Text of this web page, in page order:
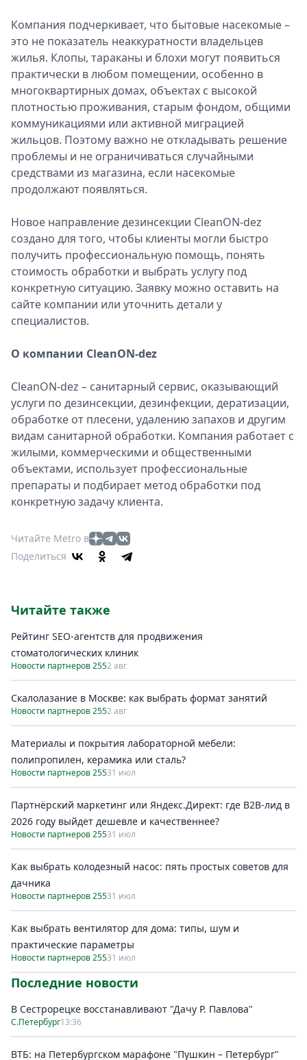
Компания подчеркивает, что бытовые насекомые –
это не показатель неаккуратности владельцев
жилья. Клопы, тараканы и блохи могут появиться
практически в любом помещении, особенно в
многоквартирных домах, объектах с высокой
плотностью проживания, старым фондом, общими
коммуникациями или активной миграцией
жильцов. Поэтому важно не откладывать решение
проблемы и не ограничиваться случайными
средствами из магазина, если насекомые
продолжают появляться.
Новое направление дезинсекции CleanON-dez
создано для того, чтобы клиенты могли быстро
получить профессиональную помощь, понять
стоимость обработки и выбрать услугу под
конкретную ситуацию. Заявку можно оставить на
сайте компании или уточнить детали у
специалистов.
О компании CleanON-dez
CleanON-dez – санитарный сервис, оказывающий
услуги по дезинсекции, дезинфекции, дератизации,
обработке от плесени, удалению запахов и другим
видам санитарной обработки. Компания работает с
жилыми, коммерческими и общественными
объектами, использует профессиональные
препараты и подбирает метод обработки под
конкретную задачу клиента.
Читайте Metro в
Поделиться
Читайте также
Рейтинг SEO-агентств для продвижения
стоматологических клиник
Новости партнеров 2552 авг
Скалолазание в Москве: как выбрать формат занятий
Новости партнеров 2552 авг
Материалы и покрытия лабораторной мебели:
полипропилен, керамика или сталь?
Новости партнеров 25531 июл
Партнёрский маркетинг или Яндекс.Директ: где B2B-лид в
2026 году выйдет дешевле и качественнее?
Новости партнеров 25531 июл
Как выбрать колодезный насос: пять простых советов для
дачника
Новости партнеров 25531 июл
Как выбрать вентилятор для дома: типы, шум и
практические параметры
Новости партнеров 25531 июл
Последние новости
В Сестрорецке восстанавливают "Дачу Р. Павлова"
С.Петербург13:36
ВТБ: на Петербургском марафоне "Пушкин – Петербург"